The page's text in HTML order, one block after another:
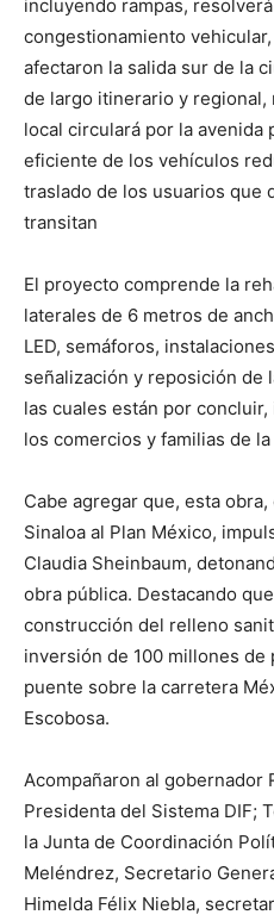
incluyendo rampas,
congestionamiento
afectaron la salida sur de la
de largo itinerario y
local circulará por la avenida
eficiente de los vehículos
traslado de los usuarios que
transitan
El proyecto comprende la
laterales de 6 metros de
LED, semáforos,
señalización y reposición de
las cuales están por
los comercios y familias de la
Cabe agregar que, esta
Sinaloa al Plan México,
Claudia Sheinbaum,
obra pública. Destacando
construcción del relleno
inversión de 100 millones
puente sobre la carretera
Escobosa.
Acompañaron al gobernador
Presidenta del Sistema DIF;
la Junta de Coordinación
Meléndrez, Secretario
Himelda Félix Niebla,